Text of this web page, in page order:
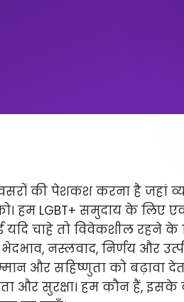
की पेशकश करना है जहां
हम LGBT+ समुदाय के लिए
यदि चाहे तो विवेकशील रहने
नस्लवाद, निर्णय और
और सहिष्णुता को बढ़ावा
और सुरक्षा। हम कौन हैं,